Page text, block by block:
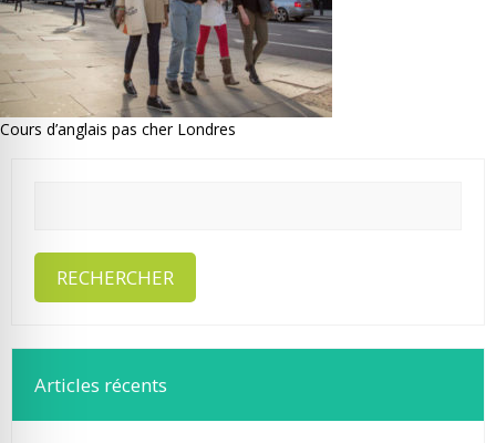
Cours d’anglais pas cher Londres
Articles récents